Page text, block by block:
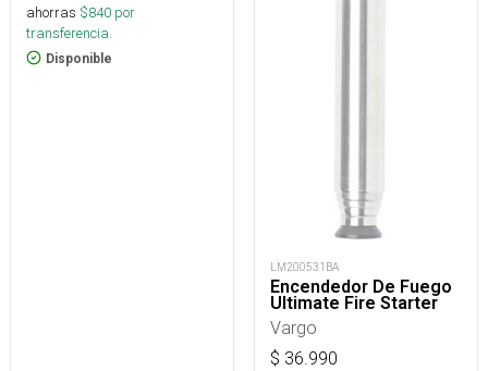
ahorras $840 por
transferencia.
Disponible
LM200531BA
Encendedor De Fuego
Ultimate Fire Starter
Vargo
$ 36.990